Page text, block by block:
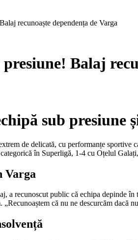
recunoaște dependența de Varga
Balaj
sub presiune
de delicată, cu performanțe sportive
în Superligă, 1-4 cu Oțelul
Varga
a recunoscut public că echipa depinde
că nu ne descurcăm dacă